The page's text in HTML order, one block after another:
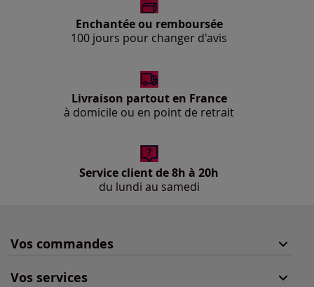
Enchantée ou remboursée
100 jours pour changer d'avis
Livraison partout en France
à domicile ou en point de retrait
Service client de 8h à 20h
du lundi au samedi
Vos commandes
Vos services